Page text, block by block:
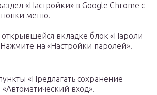
«Настройки» в Google Chrome с
меню.
вкладке блок «Пароли
на «Настройки паролей».
«Предлагать сохранение
вход».